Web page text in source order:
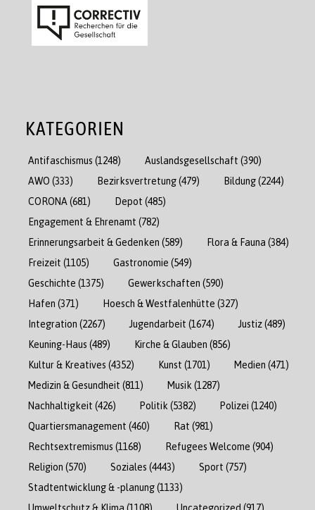
KATEGORIEN
Antifaschismus (1248) Auslandsgesellschaft (390)
AWO (333) Bezirksvertretung(479) Bildung(2244)
CORONA (681) Depot (485)
Engagement & Ehrenamt (782)
Erinnerungsarbeit & Gedenken (589) Flora & Fauna (384)
Freizeit (1105) Gastronomie (549)
Geschichte (1375) Gewerkschaften (590)
Hafen (371) Hoesch & Westfalenhütte (327)
Integration (2267) Jugendarbeit (1674) Justiz(489)
Keuning-Haus (489) Kirche & Glauben (856)
Kultur & Kreatives (4352) Kunst (1701) Medien (471)
Medizin & Gesundheit (811) Musik (1287)
Nachhaltigkeit (426) Politik (5382) Polizei (1240)
Quartiersmanagement (460) Rat (981)
Rechtsextremismus (1168) Refugees Welcome (904)
Religion (570) Soziales (4443) Sport (757)
Stadtentwicklung & -planung(1133)
Umweltschutz & Klima (1108) Uncategorized (917)